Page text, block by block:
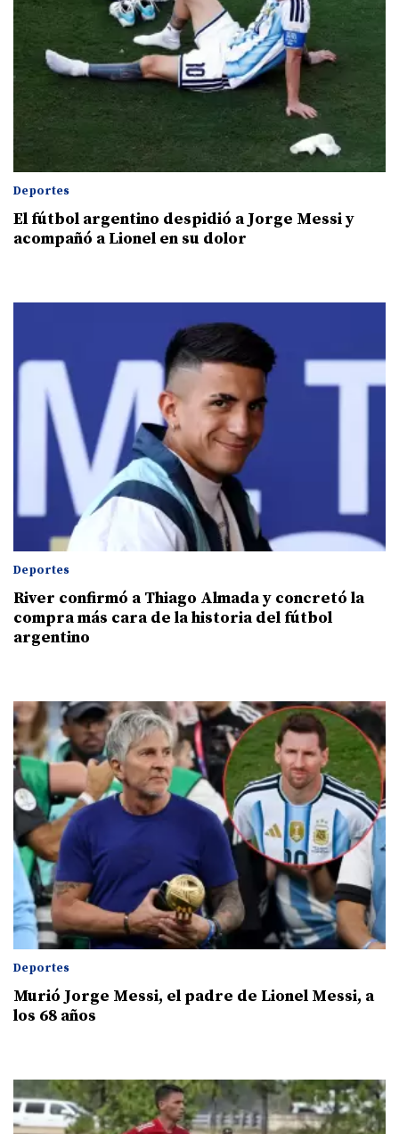
Deportes
El fútbol argentino despidió a Jorge Messi y
acompañó a Lionel en su dolor
Deportes
River confirmó a Thiago Almada y concretó la
compra más cara de la historia del fútbol
argentino
Deportes
Murió Jorge Messi, el padre de Lionel Messi, a
los 68 años